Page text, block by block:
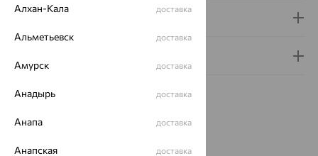
Похожие изделия
Алхан-Кала доставка
Альметьевск доставка
Амурск доставка
Анадырь доставка
Анапа доставка
Анапская доставка